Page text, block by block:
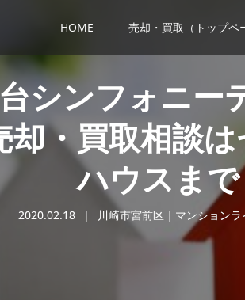
HOME 売却・買取（トップペ
シンフォニー
・買取相談
ハウスまで
2020.02.18 川崎市宮前区｜マンション